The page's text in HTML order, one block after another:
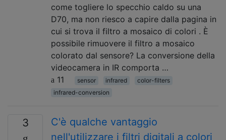
come togliere lo specchio caldo su una
D70, ma non riesco a capire dalla pagina in
cui si trova il filtro a mosaico di colori . È
possibile rimuovere il filtro a mosaico
colorato dal sensore? La conversione della
videocamera in IR comporta …
11
sensor infrared
color-filters
infrared-conversion
3
C'è qualche vantaggio
nell'utilizzare i filtri digitali a colori